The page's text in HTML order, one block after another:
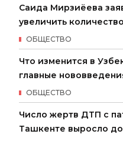
Саида Мирзиёева
увеличить
ОБЩЕСТВО
Что изменится в
главные
ОБЩЕСТВО
Число жертв ДТП с
Ташкенте выросло